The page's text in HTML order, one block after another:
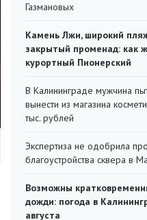
Газмановых
Камень Лжи, широкий
закрытый променад: как
курортный Пионерский
В Калининграде мужчина
вынести из магазина
тыс. рублей
Экспертиза не одобрила
благоустройства сквера в
Возможны
дожди: погода в
августа